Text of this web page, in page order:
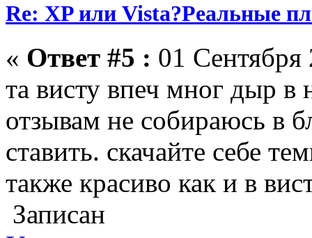
Re: XP или Vista?Реальные
« Ответ #5 : 01
та висту впеч мног дыр в
отзывам не собираюсь в
ставить. скачайте себе
также красиво как и в
Записан